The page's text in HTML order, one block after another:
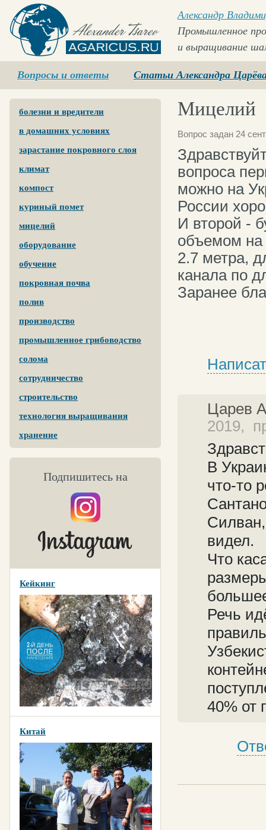
Agaricus.ru
Александр
Промышленное
и выращивание
Вопросы и ответы Статьи Александра
болезни и вредители
в домашних условиях
зарастание покровного слоя
климат
компост
куриный помет
мицелий
оборудование
обучение
покровная почва
полив
производство
промышленное грибоводство
солома
сотрудничество
строительство
технология выращивания
хранение
Подпишитесь на
Кейкинг
Китай
Мицелий
Вопрос задан 24
вопроса
можно на
России
И второй -
объемом на
2.7 метра,
канала по
Заранее
Царев
2019,
В
что-то
видел.
Что
Речь
40% от